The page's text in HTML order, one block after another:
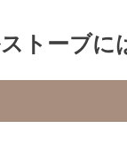
トーブに